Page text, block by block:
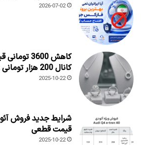
2026-07-02
کاهش 3600
کانال 200 هزار تومانی را از دست داد
2025-10-22
قیمت قطعی
2025-10-22